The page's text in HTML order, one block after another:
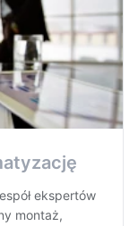
ekspertów
montaż,